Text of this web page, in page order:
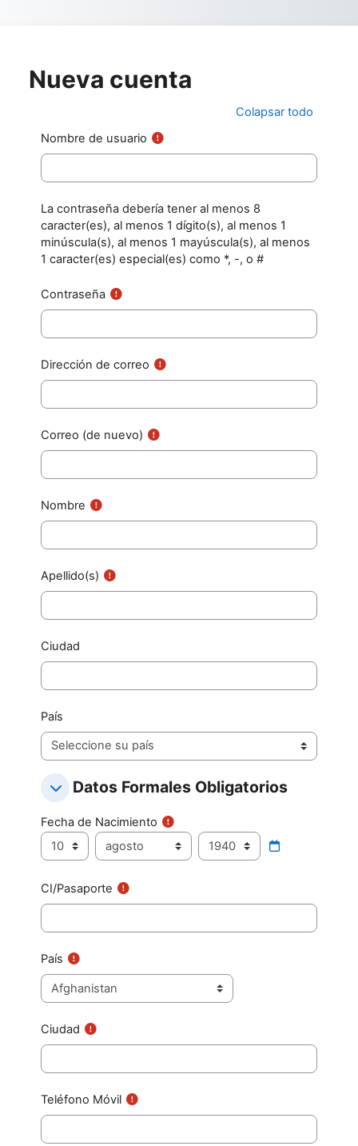
Nueva cuenta
Colapsar todo
Nombre de usuario
La contraseña debería tener al menos 8
caracter(es), al menos 1 dígito(s), al menos 1
minúscula(s), al menos 1 mayúscula(s), al menos
1 caracter(es) especial(es) como *, -, o #
Contraseña
Dirección de correo
Correo (de nuevo)
Nombre
Apellido(s)
Ciudad
País
Datos Formales Obligatorios
Datos Formales Obligatorios
Datos Formales Obligatorios
Fecha de Nacimiento
Fecha de Nacimiento
Día Mes Año
CI/Pasaporte
País
Ciudad
Teléfono Móvil